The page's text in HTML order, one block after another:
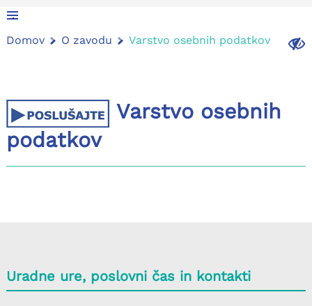
.
.
Domov O zavodu Varstvo osebnih podatkov
Varstvo osebnih
podatkov
Uradne ure, poslovni čas in kontakti